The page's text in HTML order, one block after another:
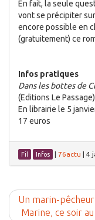
En fait, la seule
vont se précipiter
encore possible en
(gratuitement) ce
Infos pratiques
Dans les bottes de
(Editions Le Passage)
En librairie le 5
17 euros
Fil Infos | 76actu | 4
Un marin-
Marine, ce soir